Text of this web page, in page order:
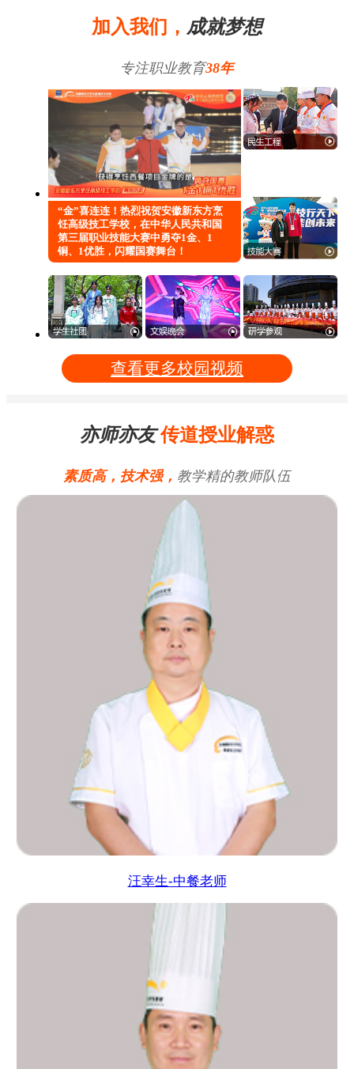
加入我们， 成就梦想
专注职业教育38年
“金”喜连连！热烈祝贺安徽新东方烹
饪高级技工学校，在中华人民共和国
第三届职业技能大赛中勇夺1金、1
铜、1优胜，闪耀国赛舞台！
查看更多校园视频
亦师亦友传道授业解惑
素质高，技术强， 教学精的教师队伍
汪幸生-中餐老师